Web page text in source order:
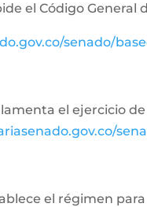
el Código General
senado/
el ejercicio
el régimen